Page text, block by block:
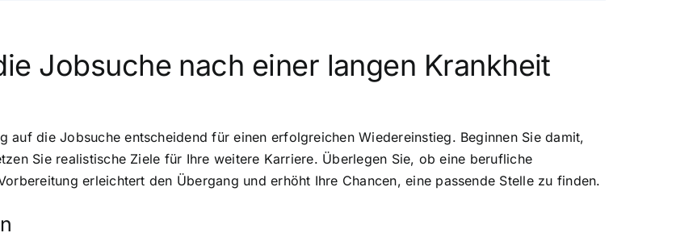
Jobsuche nach einer langen Krankheit
auf die Jobsuche entscheidend für einen erfolgreichen Wiedereinstieg. Beginnen Sie damit,
Sie realistische Ziele für Ihre weitere Karriere. Überlegen Sie, ob eine berufliche
erleichtert den Übergang und erhöht Ihre Chancen, eine passende Stelle zu finden.